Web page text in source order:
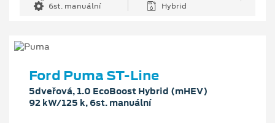
6st. manuální
Hybrid
Ford Puma ST-Line
5dveřová, 1.0 EcoBoost Hybrid (mHEV)
92 kW/125 k, 6st. manuální